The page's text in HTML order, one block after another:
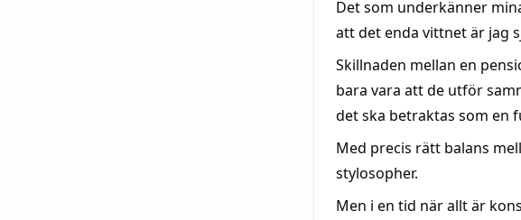
Det som underkänner
att det enda vittnet är jag
Skillnaden mellan en
bara vara att de utför
det ska betraktas som en
Med precis rätt balans
stylosopher.
Men i en tid när allt är